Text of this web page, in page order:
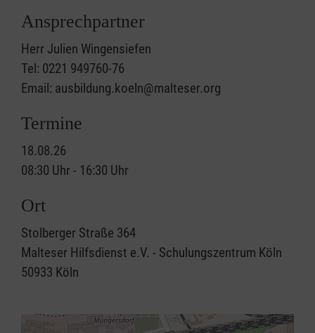
Ansprechpartner
Herr Julien Wingensiefen
Tel: 0221 949760-76
Email: ausbildung.koeln@malteser.org
Termine
18.08.26
08:30 Uhr - 16:30 Uhr
Ort
Stolberger Straße 364
Malteser Hilfsdienst e.V. - Schulungszentrum Köln
50933 Köln